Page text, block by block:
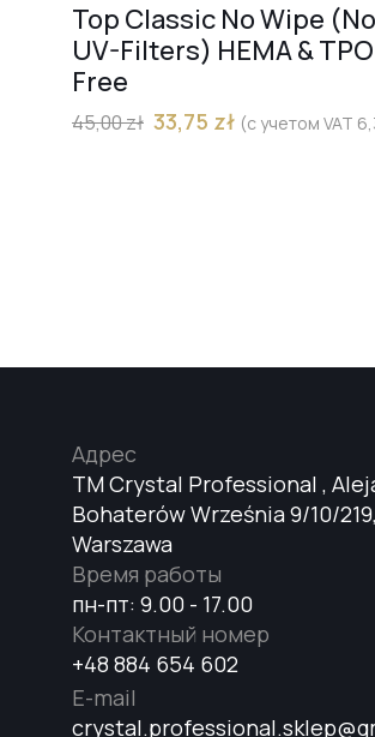
Top Classic No Wipe (No
UV-Filters) HEMA & TPO
Free
45,00zł 33,75 zł (с учетом VAT
TM Crystal Professional ,
Bohaterów Września 9/10/
Warszawa
Адрес
пн-пт: 9.00 - 17.00
Время работы
+48 884 654 602
Контактный номер
E-mail